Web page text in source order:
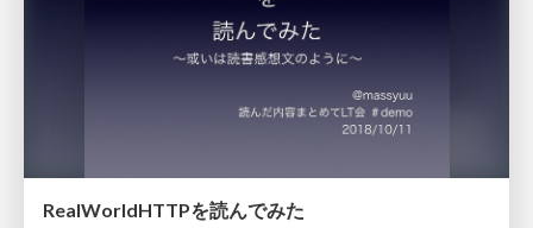
RealWorldHTTPを読んでみた